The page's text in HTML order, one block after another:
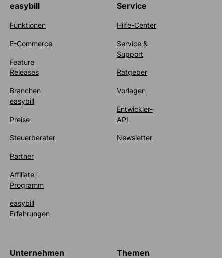
easybill
Funktionen
E-Commerce
Feature
Releases
Branchen
easybill
Preise
Steuerberater
Partner
Affiliate-
Programm
easybill
Erfahrungen
Service
Hilfe-Center
Service &
Support
Ratgeber
Vorlagen
Entwickler-
API
Newsletter
Unternehmen Themen